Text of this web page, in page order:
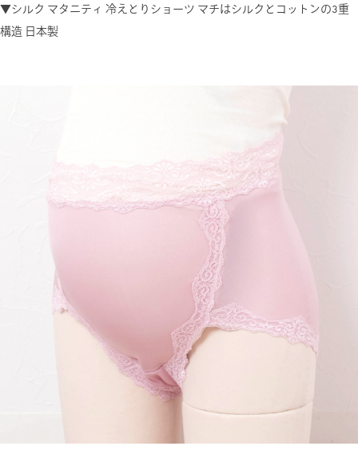
▼シルク マタニティ 冷えとりショーツ マチはシルクとコットンの3重
構造 日本製